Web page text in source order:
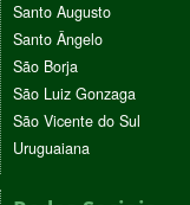
Santo Augusto
Santo Ângelo
São Borja
São Luiz Gonzaga
São Vicente do Sul
Uruguaiana